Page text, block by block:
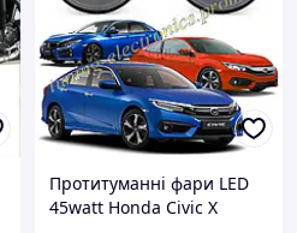
Протитуманні фари LED
45watt Honda Civic X